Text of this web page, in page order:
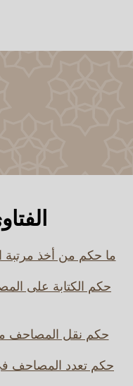
ما حكم من أخذ مرتبة
حكم الكتابة على
حكم نقل المصاحف
حكم تعدد المصاحف